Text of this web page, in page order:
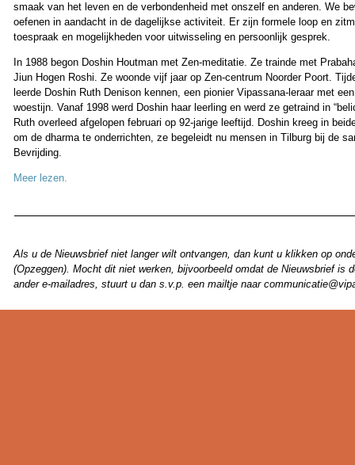
smaak van het leven en de verbondenheid met onszelf en anderen. We
oefenen in aandacht in de dagelijkse activiteit. Er zijn formele loop en
toespraak en mogelijkheden voor uitwisseling en persoonlijk gesprek.
In 1988 begon Doshin Houtman met Zen-meditatie. Ze trainde met
Jiun Hogen Roshi. Ze woonde vijf jaar op Zen-centrum Noorder Poort.
leerde Doshin Ruth Denison kennen, een pionier Vipassana-leraar met
woestijn. Vanaf 1998 werd Doshin haar leerling en werd ze getraind in
Ruth overleed afgelopen februari op 92-jarige leeftijd. Doshin kreeg in
om de dharma te onderrichten, ze begeleidt nu mensen in Tilburg bij de
Bevrijding.
Meer lezen.
Als u de Nieuwsbrief niet langer wilt ontvangen, dan kunt u klikken op
(Opzeggen). Mocht dit niet werken, bijvoorbeeld omdat de Nieuwsbrief is
ander e-mailadres, stuurt u dan s.v.p. een mailtje naar